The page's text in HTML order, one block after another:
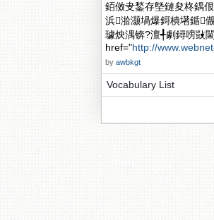
銆傚叏鍫存墍鏈夋柊鍝
浜湁灏堝爆鎶樻墸鍎
璩炴湡锛?澶╃劇鐞嗙敱
href="http://
by awbkgt
Vocabulary List